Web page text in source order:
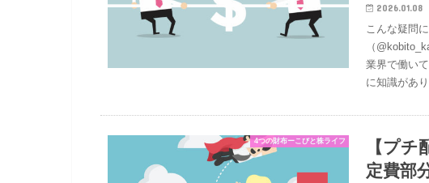
2026.01.08
こんな疑問
（
業界で働い
に知識があ
4つの財布ーこびと株ライフ
【プ
定費部